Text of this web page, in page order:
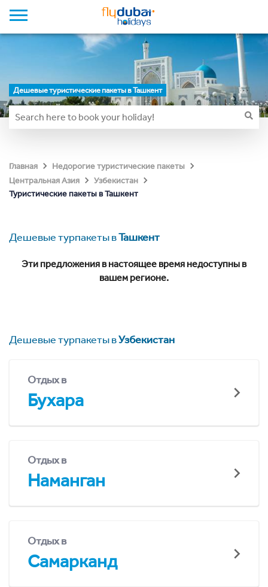
Дешевые туристические пакеты в Ташкент
Главная
Недорогие туристические пакеты
Центральная Азия
Узбекистан
Туристические пакеты в Ташкент
Дешевые турпакеты вТашкент
Эти предложения в настоящее время недоступны в
вашем регионе.
Дешевые турпакеты вУзбекистан
Отдых в
Бухара
Отдых в
Наманган
Отдых в
Самарканд